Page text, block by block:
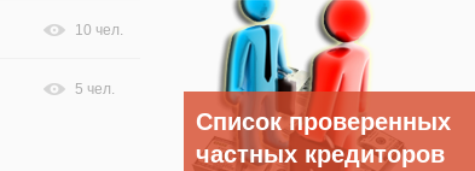
10 чел.
5 чел.
Список проверенных
частных кредиторов